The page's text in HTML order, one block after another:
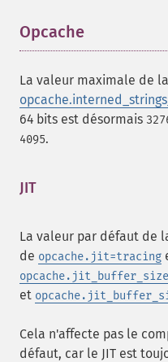
Opcache
La valeur maximale de
64 bits est désormais
4095.
JIT
La valeur par défaut de
de opcache.jit=tracing
et
Cela n'affecte pas le
défaut, car le JIT est